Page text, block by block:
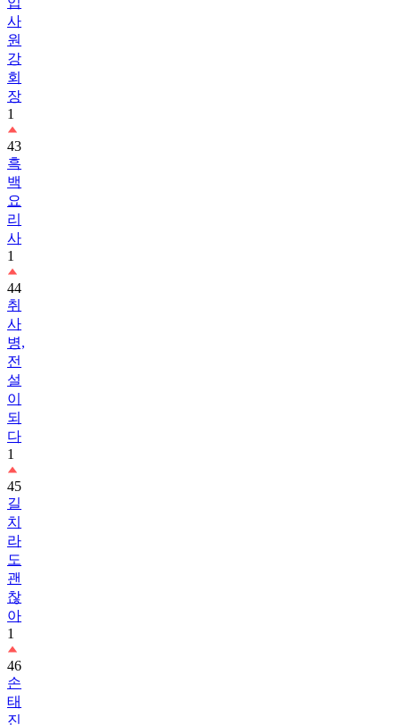
사
원
강
회
장
1
43
흑
백
요
리
사
1
44
취
사
병,
전
설
이
되
다
1
45
길
치
라
도
괜
찮
아
1
46
손
태
진